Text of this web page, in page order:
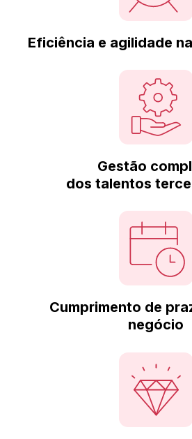
Eficiência e agilidade
Gestão
dos talentos
Cumprimento de
negócio